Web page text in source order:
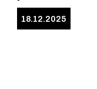
18.12.2025